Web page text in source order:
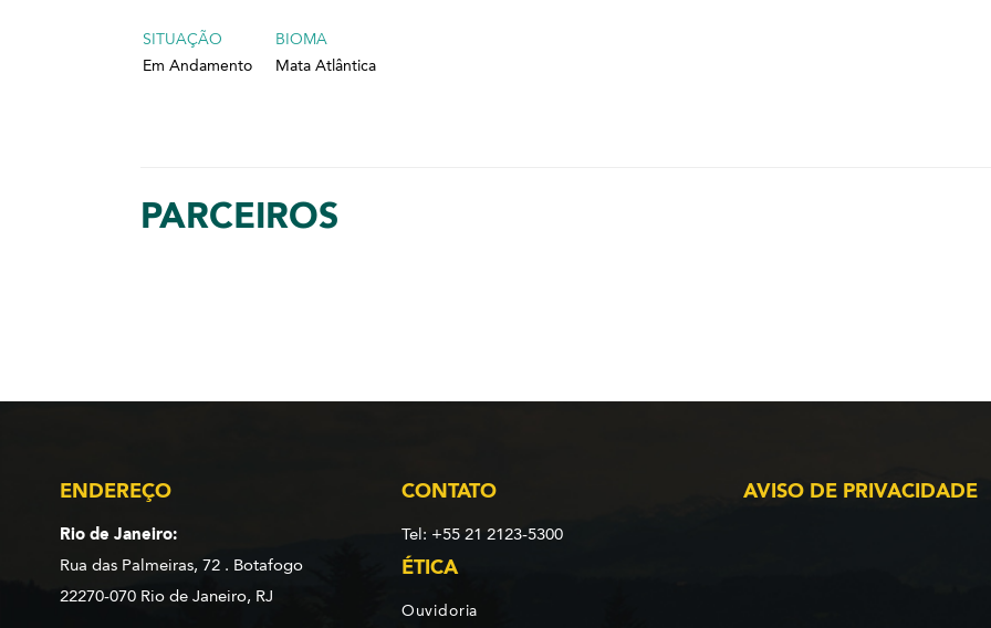
SITUAÇÃO
Em Andamento
BIOMA
Mata Atlântica
PARCEIROS
ENDEREÇO
Rio de Janeiro:
Rua das Palmeiras, 72 . Botafogo
22270-070 Rio de Janeiro, RJ
CONTATO
Tel: +55 21 2123-5300
AVISO DE PRIVACIDADE
ÉTICA
Ouvidoria